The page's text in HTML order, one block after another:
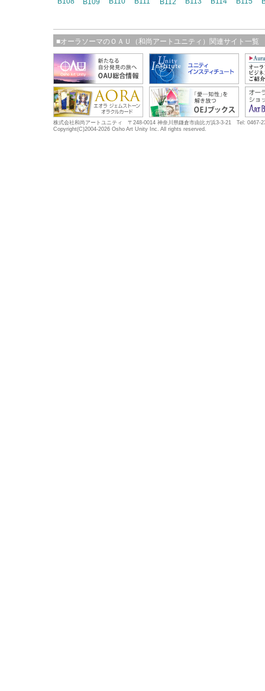
B109 B112
■オーラソーマのＯＡＵ（和尚アートユニティ）関連サイト一覧
株式会社和尚アートユニティ 〒248-0014 神奈川県鎌倉市由比ガ浜3-3-21 Tel: 0467-
Copyright(C)2004-2026 Osho Art Unity Inc. All rights reserved.